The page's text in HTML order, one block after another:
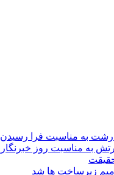
به مناسبت فرا رسیدن
به مناسبت روز خبرنگار
زیرساخت ها شد